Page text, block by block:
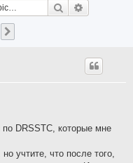
Search
DRSSTC, которые мне
учтите, что после того,